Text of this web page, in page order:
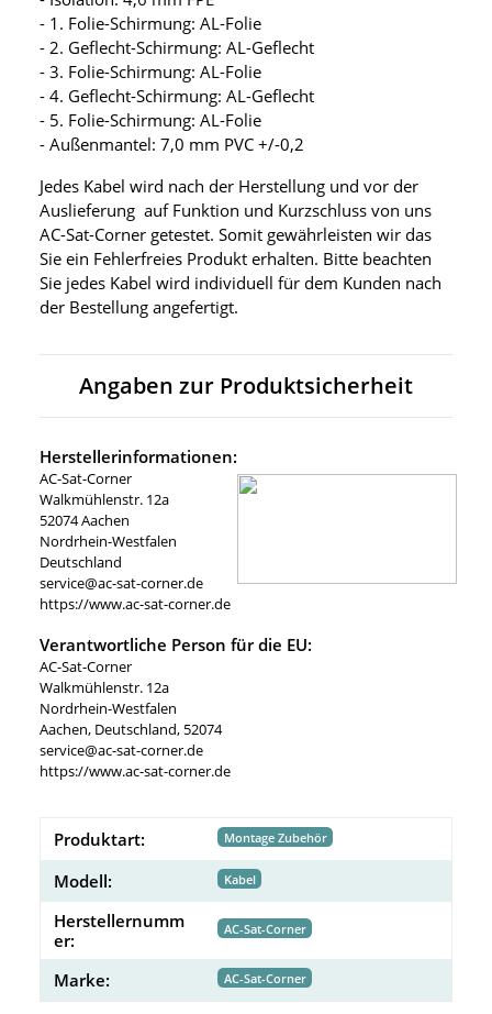
- 1. Folie-Schirmung: AL-Folie
- 2. Geflecht-Schirmung: AL-Geflecht
- 3. Folie-Schirmung: AL-Folie
- 4. Geflecht-Schirmung: AL-Geflecht
- 5. Folie-Schirmung: AL-Folie
- Außenmantel: 7,0 mm PVC +/-0,2
Jedes Kabel wird nach der Herstellung und vor der
Auslieferung auf Funktion und Kurzschluss von uns
AC-Sat-Corner getestet. Somit gewährleisten wir das
Sie ein Fehlerfreies Produkt erhalten. Bitte beachten
Sie jedes Kabel wird individuell für dem Kunden nach
der Bestellung angefertigt.
Angaben zur Produktsicherheit
Herstellerinformationen:
AC-Sat-Corner
Walkmühlenstr. 12a
52074 Aachen
Nordrhein-Westfalen
Deutschland
service@ac-sat-corner.de
https://www.ac-sat-corner.de
Verantwortliche Person für die EU:
AC-Sat-Corner
Walkmühlenstr. 12a
Nordrhein-Westfalen
Aachen, Deutschland, 52074
service@ac-sat-corner.de
https://www.ac-sat-corner.de
Produktart: Montage Zubehör
Modell: Kabel
Herstellernumm
er:
AC-Sat-Corner
Marke: AC-Sat-Corner